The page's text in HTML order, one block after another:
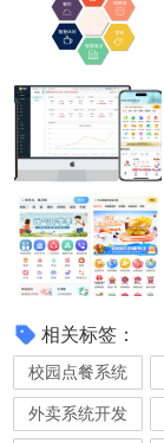
相关标签：
校园点餐系统
外卖系统开发